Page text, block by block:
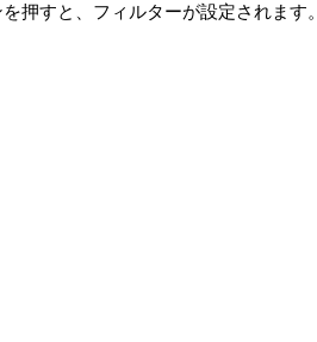
押すと、フィルターが設定されます。